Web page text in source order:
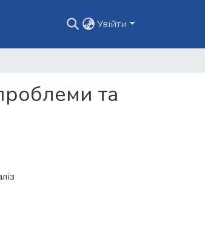
Увійти
та